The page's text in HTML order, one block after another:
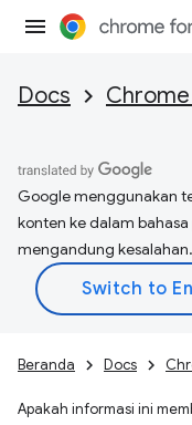
Docs
Google menggunakan
konten ke dalam
mengandung kesalahan.
Beranda Docs
Apakah informasi ini